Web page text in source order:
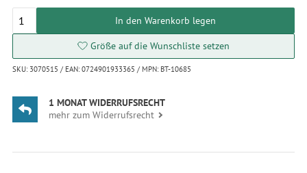
In den Warenkorb legen
Größe auf die Wunschliste setzen
SKU: 3070515 / EAN: 0724901933365 / MPN: BT-10685
1 MONAT WIDERRUFSRECHT
mehr zum Widerrufsrecht